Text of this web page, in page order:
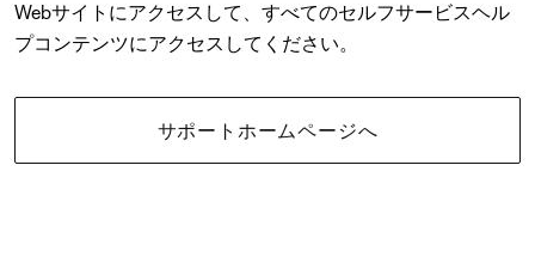
Webサイトにアクセスして、すべてのセルフサービスヘル
プコンテンツにアクセスしてください。
サポートホームページへ